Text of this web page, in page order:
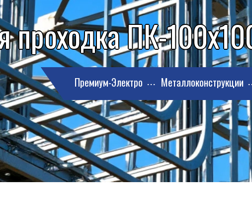
проходка ПК-
Премиум-Электро Металлоконструкции